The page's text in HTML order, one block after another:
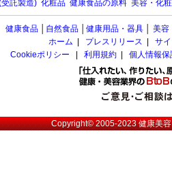
託製造) 化粧品 健康食品の原料 美容・化
健康食品 自然食品 健康用品・器具 美容
ホーム
プレスリリース
サ
Cookieポリシー
利用規約 個人情報
Copyright© 2005-2023健康美